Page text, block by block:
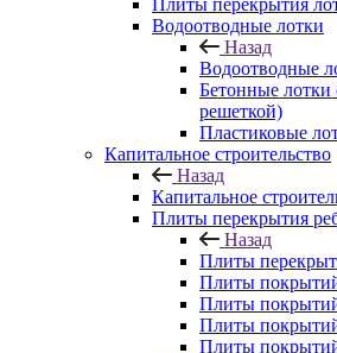
Плиты перекрытия
Водоотводные лотки
Назад
Водоотводные
Бетонные лотки
решеткой)
Пластиковые
Капитальное строительство
Назад
Капитальное
Плиты перекрытия
Назад
Плиты
Плиты
Плиты
Плиты
Плиты